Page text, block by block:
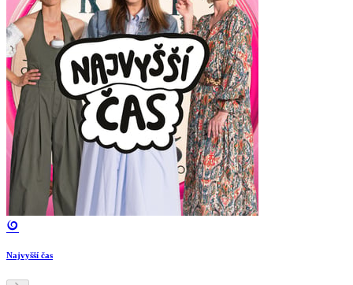
Najvyšší čas